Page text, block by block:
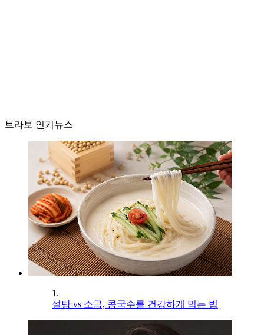
브라보 인기뉴스
1.
설탕 vs 소금, 콩국수를 건강하게 먹는 법